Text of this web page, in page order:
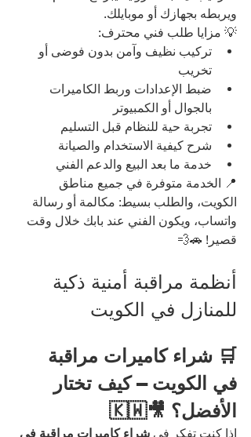
ويربطه بجهازك أو موبايلك.
💡 مزايا طلب فني محترف:
تركيب نظيف وآمن بدون فوضى أو
تخريب
ضبط الإعدادات وربط الكاميرات
بالجوال أو الكمبيوتر
تجربة حية للنظام قبل التسليم
شرح كيفية الاستخدام والصيانة
خدمة ما بعد البيع والدعم الفني
📍 الخدمة متوفرة في جميع مناطق
الكويت، والطلب بسيط: مكالمة أو رسالة
واتساب، ويكون الفني عند بابك خلال وقت
قصير! 🚗💨
أنظمة مراقبة أمنية ذكية
للمنازل في الكويت
🛒 شراء كاميرات مراقبة
في الكويت – كيف تختار
الأفضل؟ 🎥🇰🇼
إذا كنت تفكر في شراء كاميرات مراقبة في